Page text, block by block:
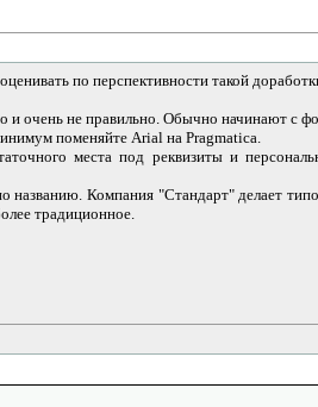
по перспективности такой
и очень не правильно. Обычно начинают с
поменяйте Arial на Pragmatica.
места под реквизиты и
Компания "Стандарт" делает
традиционное.